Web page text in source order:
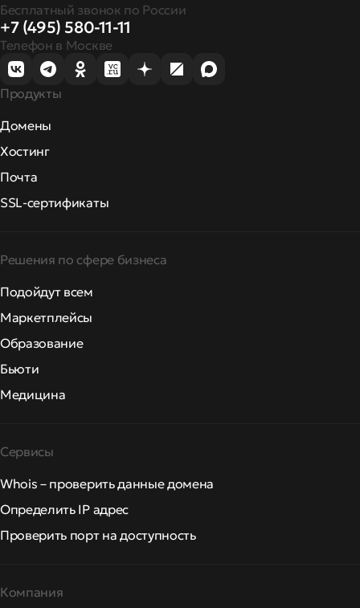
Бесплатный звонок по России
+7 (495) 580-11-11
Телефон в Москве
Продукты
Домены
Хостинг
Почта
SSL-сертификаты
Решения по сфере бизнеса
Подойдут всем
Маркетплейсы
Образование
Бьюти
Медицина
Сервисы
Whois – проверить данные домена
Определить IP адрес
Проверить порт на доступность
Компания